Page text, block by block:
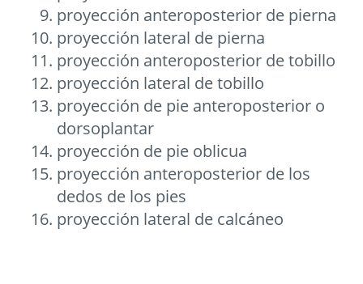
proyección anteroposterior de pierna
proyección lateral de pierna
proyección anteroposterior de tobillo
proyección lateral de tobillo
proyección de pie anteroposterior o
dorsoplantar
proyección de pie oblicua
proyección anteroposterior de los
dedos de los pies
proyección lateral de calcáneo